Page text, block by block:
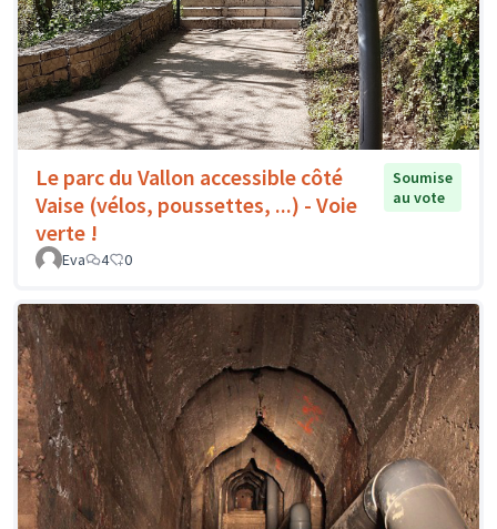
Le parc du Vallon accessible côté
Vaise (vélos, poussettes, ...) - Voie
verte !
Soumise
au vote
Eva 4 0